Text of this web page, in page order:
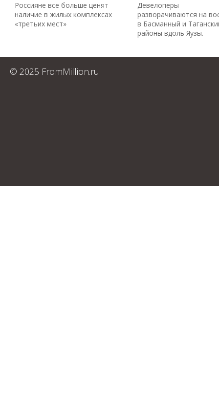
Россияне все больше ценят
наличие в жилых комплексах
«третьих мест»
Девелоперы
разворачиваются на
в Басманный и
районы вдоль Яузы.
© 2025 FromMillion.ru